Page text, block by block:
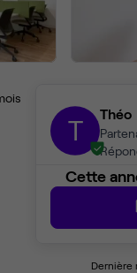
T Théo
Cette
Dernière